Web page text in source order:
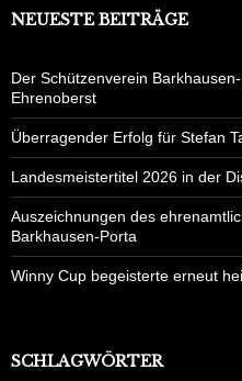
NEUESTE BEITRÄGE
Der Schützenverein
Ehrenoberst
Überragender Erfolg für Stefan
Landesmeistertitel 2026 in der
Auszeichnungen des
Barkhausen-Porta
Winny Cup begeisterte erneut
SCHLAGWÖRTER